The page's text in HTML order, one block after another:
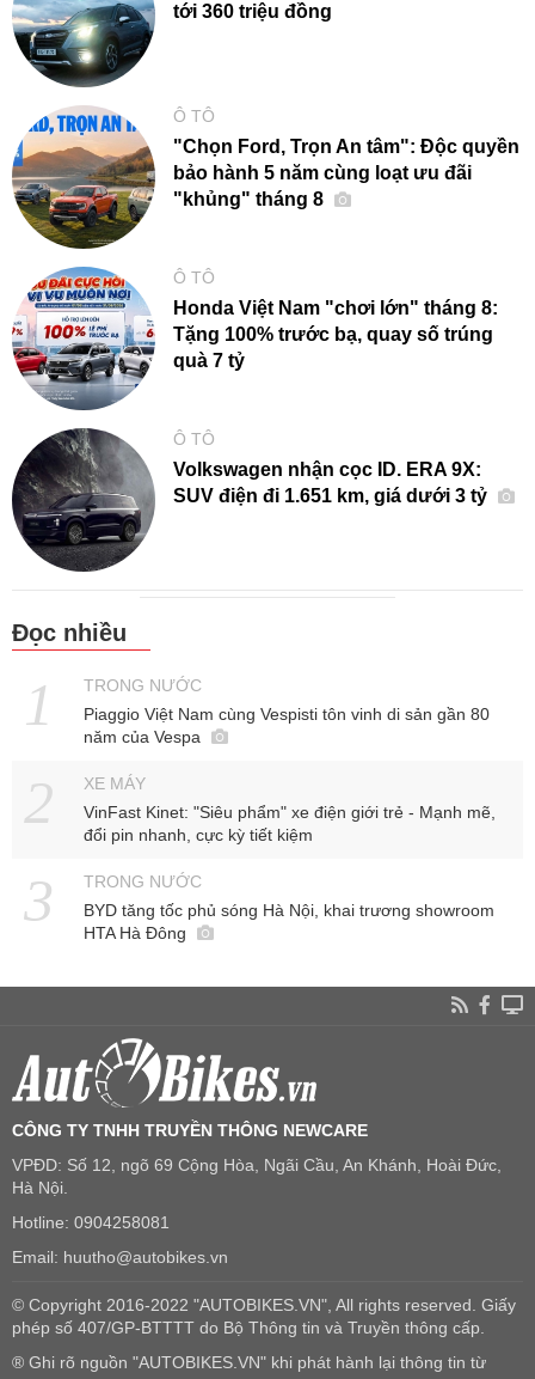
tới 360 triệu đồng
Ô TÔ
"Chọn Ford, Trọn An tâm": Độc quyền
bảo hành 5 năm cùng loạt ưu đãi
"khủng" tháng 8
Ô TÔ
Honda Việt Nam "chơi lớn" tháng 8:
Tặng 100% trước bạ, quay số trúng
quà 7 tỷ
Ô TÔ
Volkswagen nhận cọc ID. ERA 9X:
SUV điện đi 1.651 km, giá dưới 3 tỷ
Đọc nhiều
TRONG NƯỚC
Piaggio Việt Nam cùng Vespisti tôn vinh di sản gần 80
năm của Vespa
XE MÁY
VinFast Kinet: "Siêu phẩm" xe điện giới trẻ - Mạnh mẽ,
đổi pin nhanh, cực kỳ tiết kiệm
TRONG NƯỚC
BYD tăng tốc phủ sóng Hà Nội, khai trương showroom
HTA Hà Đông
CÔNG TY TNHH TRUYỀN THÔNG NEWCARE
VPĐD: Số 12, ngõ 69 Cộng Hòa, Ngãi Cầu, An Khánh, Hoài Đức,
Hà Nội.
Hotline: 0904258081
Email: huutho@autobikes.vn
© Copyright 2016-2022 "AUTOBIKES.VN", All rights reserved. Giấy
phép số 407/GP-BTTTT do Bộ Thông tin và Truyền thông cấp.
® Ghi rõ nguồn "AUTOBIKES.VN" khi phát hành lại thông tin từ